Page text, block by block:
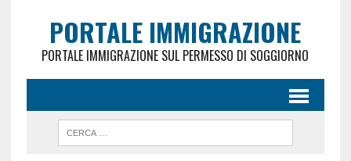
PORTALE IMMIGRAZIONE
PORTALE IMMIGRAZIONE SUL PERMESSO DI SOGGIORNO